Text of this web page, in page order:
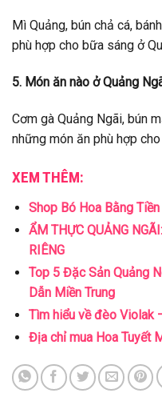
Mì Quảng, bún chả cá,
phù hợp cho bữa sáng ở
5. Món ăn nào ở Quảng
Cơm gà Quảng Ngãi, bún
những món ăn phù hợp
XEM THÊM:
Shop Bó Hoa Bằng
ẨM THỰC QUẢNG
RIÊNG
Top 5 Đặc Sản Quảng
Dẫn Miền Trung
Tìm hiểu về đèo Violak
Địa chỉ mua Hoa Tuyết